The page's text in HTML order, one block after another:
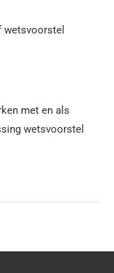
met en als
wetsvoorstel